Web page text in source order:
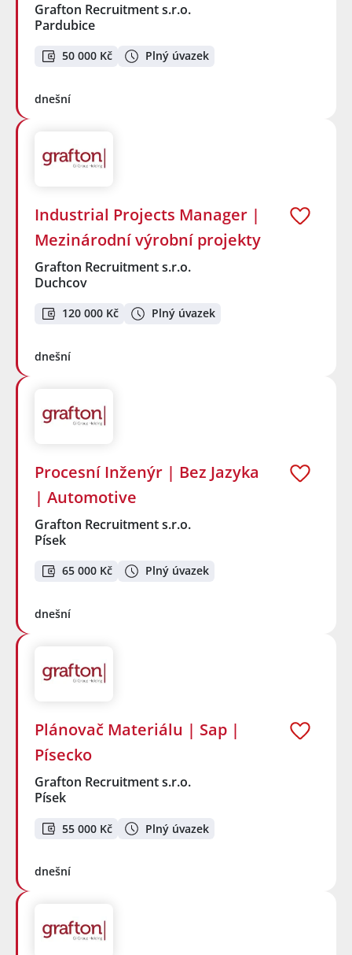
Grafton Recruitment s.r.o.
Pardubice
50 000 Kč Plný úvazek
dnešní
Industrial Projects Manager |
Mezinárodní výrobní projekty
Grafton Recruitment s.r.o.
Duchcov
120 000 Kč Plný úvazek
dnešní
Procesní Inženýr | Bez Jazyka
| Automotive
Grafton Recruitment s.r.o.
Písek
65 000 Kč Plný úvazek
dnešní
Plánovač Materiálu | Sap |
Písecko
Grafton Recruitment s.r.o.
Písek
55 000 Kč Plný úvazek
dnešní